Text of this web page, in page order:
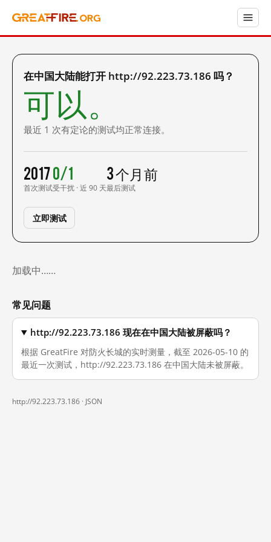
在中国大陆能打开 http://92.223.73.186 吗？
可以。
最近 1 次有定论的测试均正常连接。
2017
首次测试
0/1
受干扰 · 近 90 天
3 个月前
最后测试
立即测试
加载中……
常见问题
http://92.223.73.186 现在在中国大陆被屏蔽吗？
根据 GreatFire 对防火长城的实时测量，截至 2026-05-10 的
最近一次测试，http://92.223.73.186 在中国大陆未被屏蔽。
http://92.223.73.186 · JSON